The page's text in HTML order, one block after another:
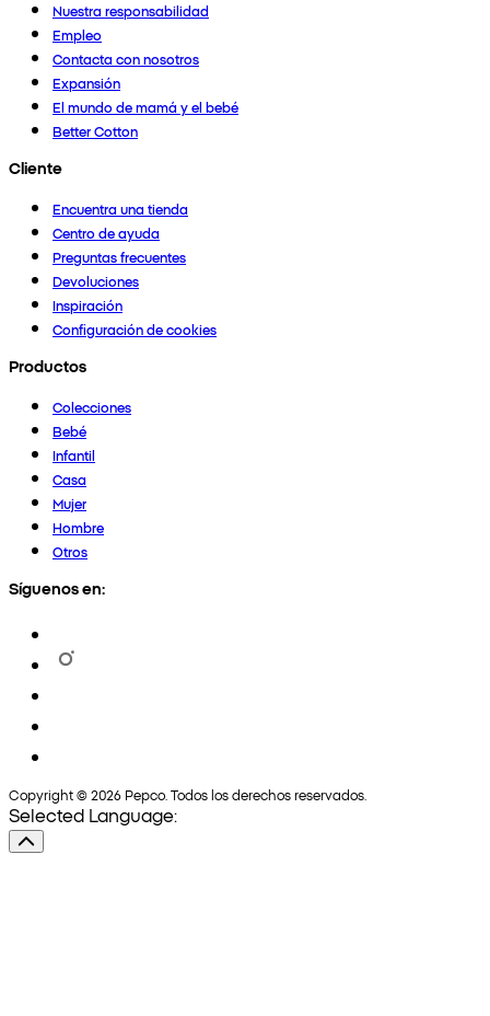
Nuestra responsabilidad
Empleo
Contacta con nosotros
Expansión
El mundo de mamá y el bebé
Better Cotton
Cliente
Encuentra una tienda
Centro de ayuda
Preguntas frecuentes
Devoluciones
Inspiración
Configuración de cookies
Productos
Colecciones
Bebé
Infantil
Casa
Mujer
Hombre
Otros
Síguenos en:
Copyright © 2026 Pepco. Todos los derechos reservados.
Selected Language: